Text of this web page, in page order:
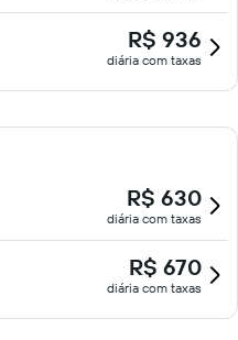
R$ 936
diária com taxas
R$ 630
diária com taxas
R$ 670
diária com taxas